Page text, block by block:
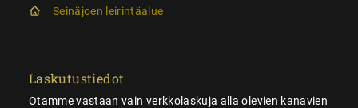
Seinäjoen leirintäalue
Laskutustiedot
Otamme vastaan vain verkkolaskuja alla olevien kanavien